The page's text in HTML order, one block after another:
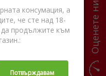
Fossil Inc., 75080
901 S. Central Expressway,
САЩ
Китай
Оценете ни
консумация, а
че сте над 18-
продължите към
Потвърждавам